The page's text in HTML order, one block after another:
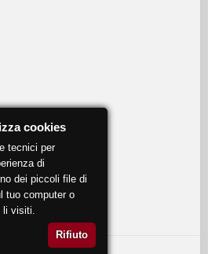
cookies
tecnici per
di
dei piccoli file di
tuo computer o
li visiti.
Rifiuto